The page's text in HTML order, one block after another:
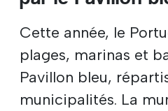
Cette année, le
plages, marinas et
Pavillon bleu,
municipalités. La